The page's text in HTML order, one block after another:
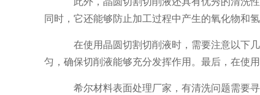
同时，它还能够防止加工过程中产生的氧化物和
在使用晶圆切割切削液时，需要注意以下
匀，确保切削液能够充分发挥作用。最后，在使
希尔材料表面处理厂家，有清洗问题需要